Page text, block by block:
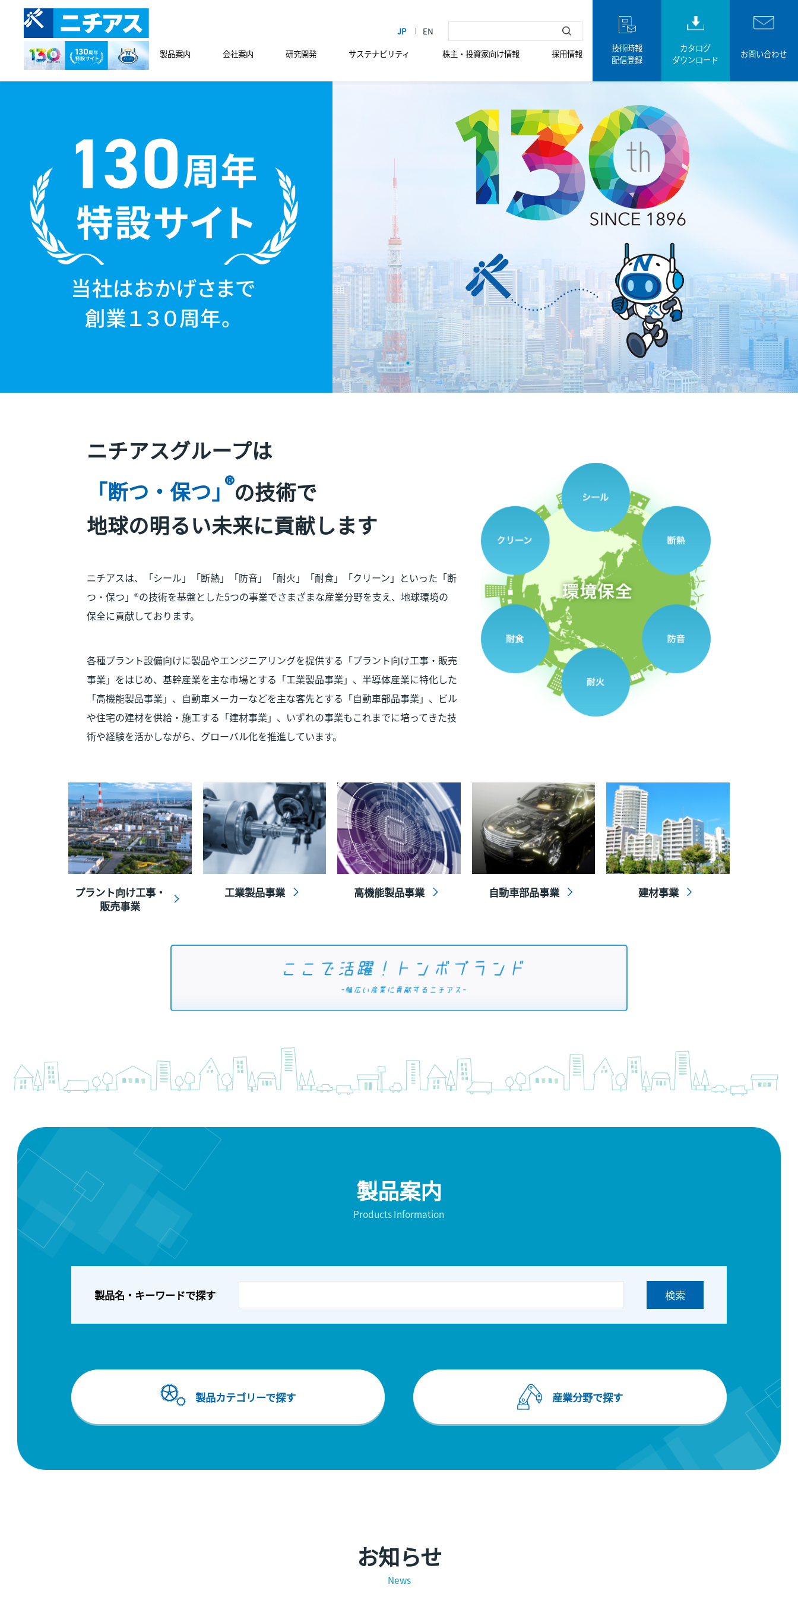
製品案内 会社案内 研究開発 サステナビリティ 株主・投資家向け情報 採用情報
技術時報
配信登録
カタログ
ダウンロード
お問い合わせ
ニチアスグループは
「断つ・保つ」
®の技術で
地球の明るい未来に貢献します
ニチアスは、「シール」「断熱」「防音」「耐火」「耐食」「クリーン」といった「断
つ・保つ」®の技術を基盤とした5つの事業でさまざまな産業分野を支え、地球環境の
保全に貢献しております。
各種プラント設備向けに製品やエンジニアリングを提供する「プラント向け工事・販売
事業」をはじめ、基幹産業を主な市場とする「工業製品事業」、半導体産業に特化した
「高機能製品事業」、自動車メーカーなどを主な客先とする「自動車部品事業」、ビル
や住宅の建材を供給・施工する「建材事業」、いずれの事業もこれまでに培ってきた技
術や経験を活かしながら、グローバル化を推進しています。
プラント向け工事・
販売事業
工業製品事業 高機能製品事業 自動車部品事業 建材事業
製品案内
Products Information
製品名・キーワードで探す
製品カテゴリーで探す 産業分野で探す
お知らせ
News